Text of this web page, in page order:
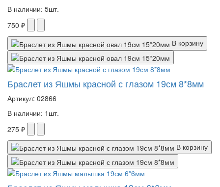
В наличии: 5шт.
750 ₽
В корзину
Браслет из Яшмы красной с глазом 19см 8*8мм
Артикул: 02866
В наличии: 1шт.
275 ₽
В корзину